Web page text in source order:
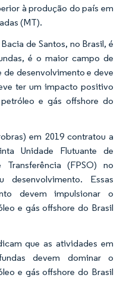
à produção do país em
(MT).
de Santos, no Brasil, é
é o maior campo de
de desenvolvimento e deve
ter um impacto positivo
e gás offshore do
em 2019 contratou a
Unidade Flutuante de
Transferência (FPSO) no
Essas
devem impulsionar o
e gás offshore do Brasil
que as atividades em
devem dominar o
e gás offshore do Brasil